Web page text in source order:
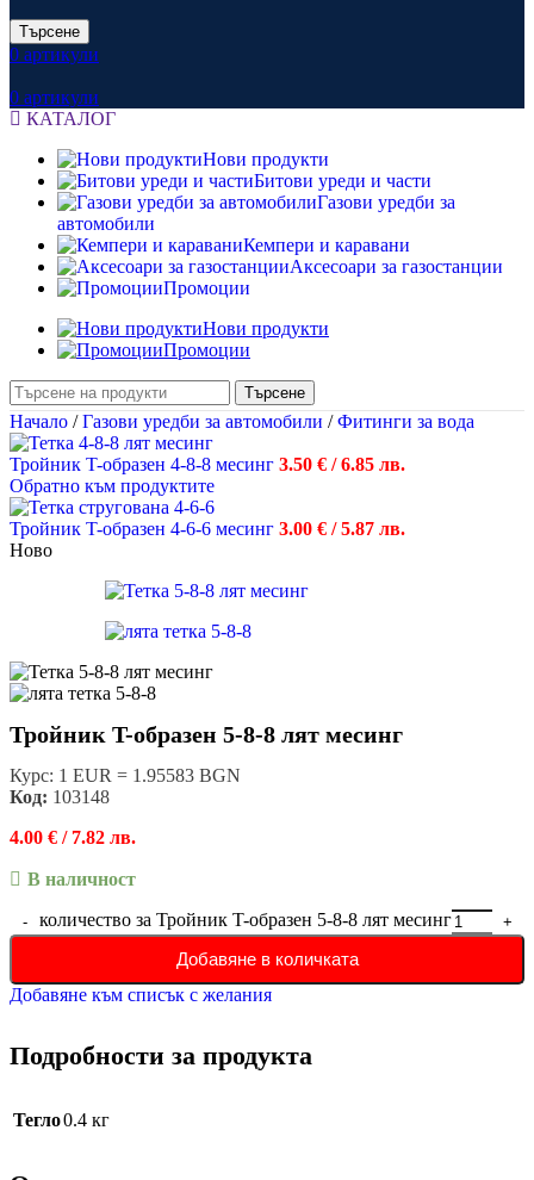
Търсене
0 артикули
0 артикули
КАТАЛОГ
Нови продукти
Битови уреди и части
Газови уредби за
автомобили
Кемпери и каравани
Аксесоари за газостанции
Промоции
Нови продукти
Промоции
Търсене
Начало / Газови уредби за автомобили / Фитинги за вода
Тройник T-образен 4-8-8 месинг 3.50 € / 6.85 лв.
Обратно към продуктите
Тройник T-образен 4-6-6 месинг 3.00 € / 5.87 лв.
Ново
Тройник T-образен 5-8-8 лят месинг
Курс: 1 EUR = 1.95583 BGN
Код: 103148
4.00 € / 7.82 лв.
В наличност
количество за Тройник T-образен 5-8-8 лят месинг
Добавяне в количката
Добавяне към списък с желания
Подробности за продукта
Тегло0.4 кг